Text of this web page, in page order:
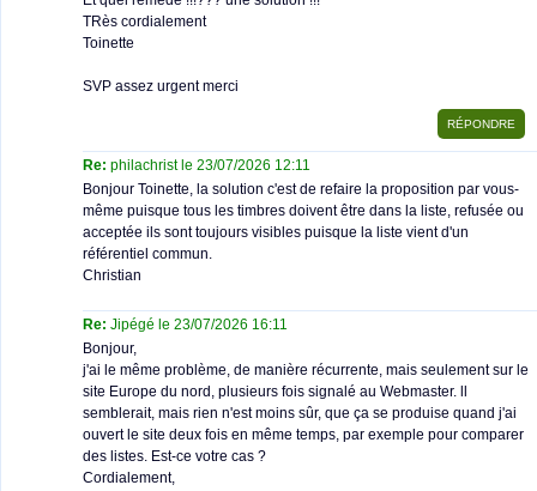
TRès cordialement
Toinette
SVP assez urgent merci
Re: philachrist le 23/07/2026 12:11
Bonjour Toinette, la solution c'est de refaire la proposition par vous-
même puisque tous les timbres doivent être dans la liste, refusée ou
acceptée ils sont toujours visibles puisque la liste vient d'un
référentiel commun.
Christian
Re: Jipégé le 23/07/2026 16:11
Bonjour,
j'ai le même problème, de manière récurrente, mais seulement sur le
site Europe du nord, plusieurs fois signalé au Webmaster. ll
semblerait, mais rien n'est moins sûr, que ça se produise quand j'ai
ouvert le site deux fois en même temps, par exemple pour comparer
des listes. Est-ce votre cas ?
Cordialement,